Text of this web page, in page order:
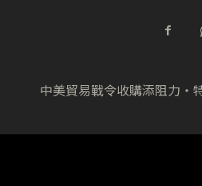
中美貿易戰令收購添阻力・